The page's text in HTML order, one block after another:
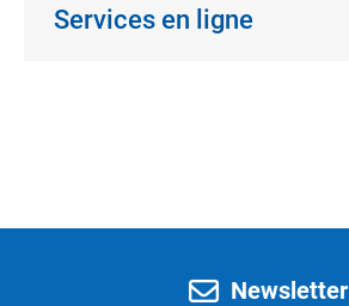
Services en ligne
Newsletter